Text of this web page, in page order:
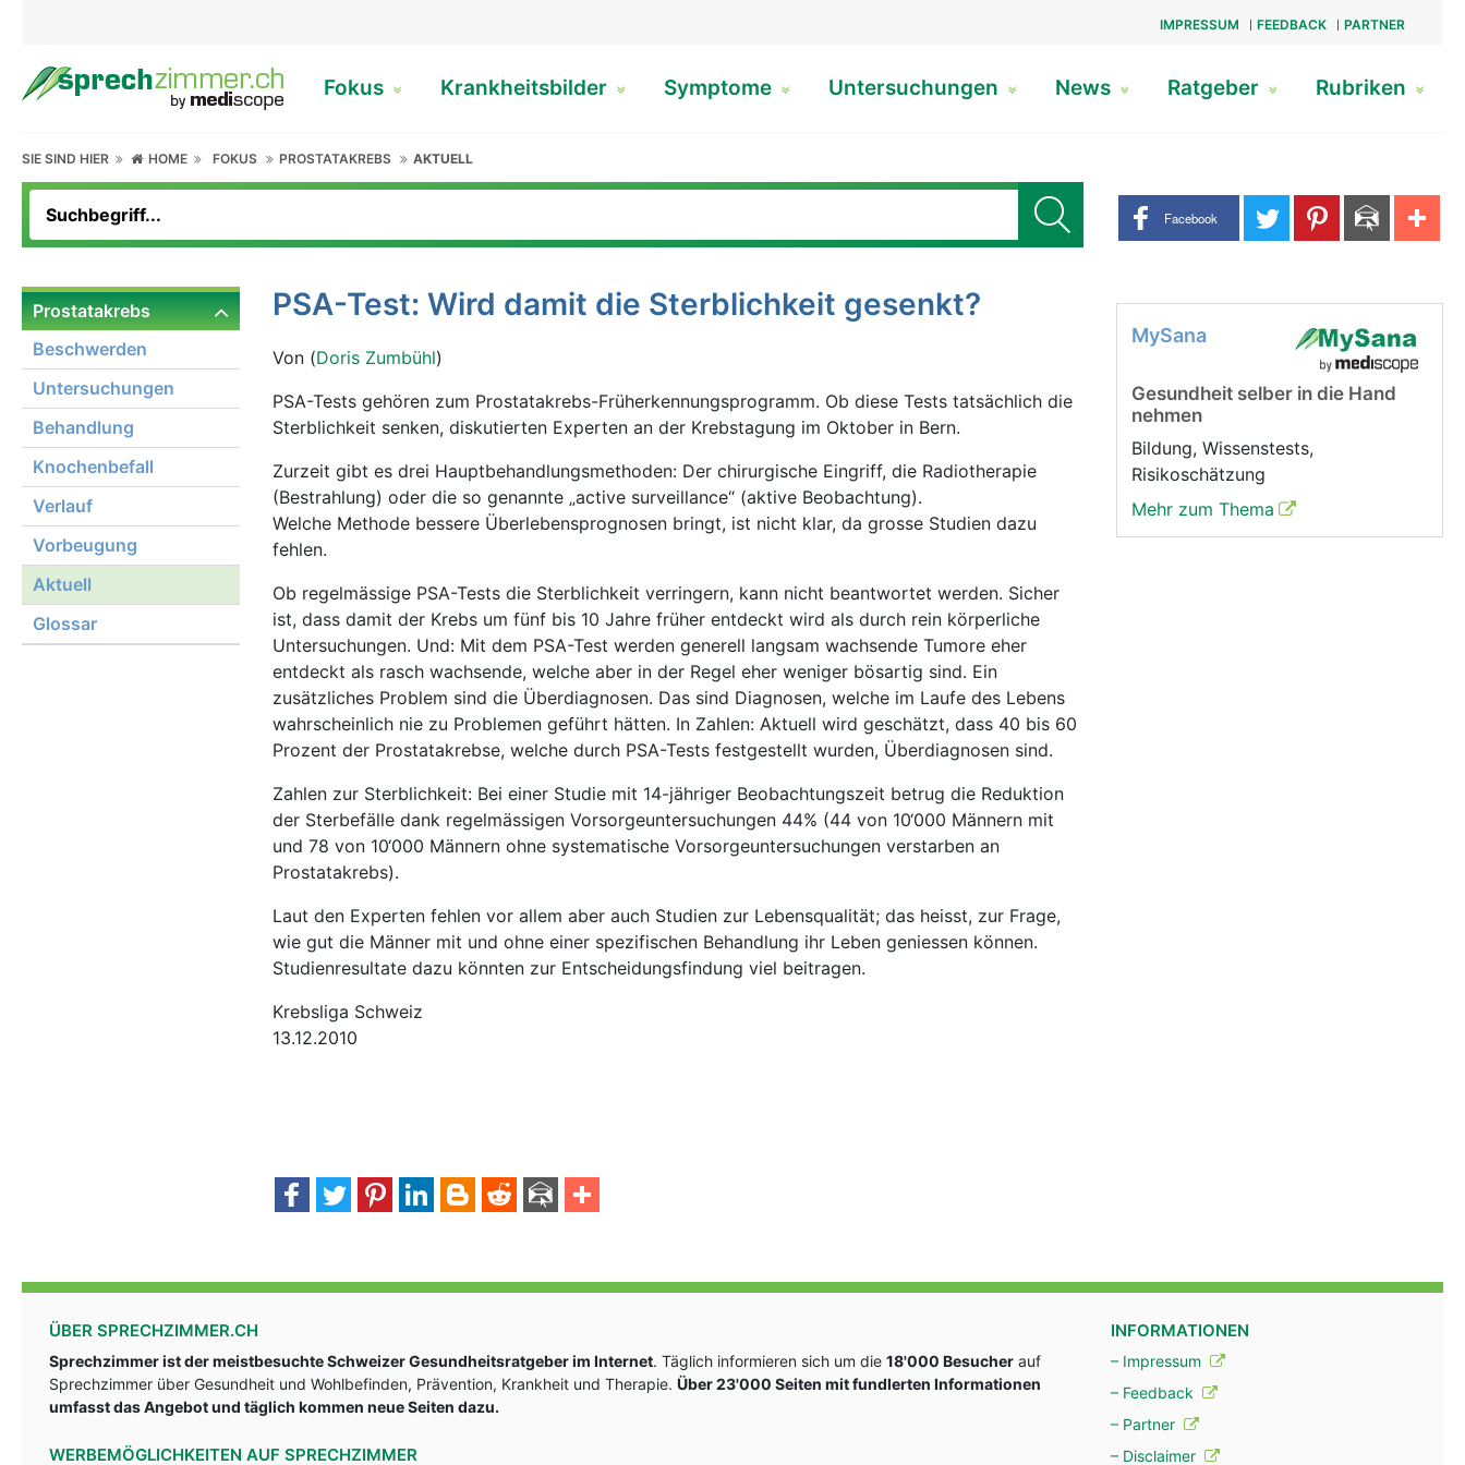
IMPRESSUM FEEDBACK PARTNER
Fokus Krankheitsbilder Symptome Untersuchungen News Ratgeber Rubriken
SIE SIND HIER HOME FOKUS PROSTATAKREBS AKTUELL
Share buttons
Facebook
Prostatakrebs
Beschwerden
Untersuchungen
Behandlung
Knochenbefall
Verlauf
Vorbeugung
Aktuell
Glossar
PSA-Test: Wird damit die Sterblichkeit gesenkt?
Von (Doris Zumbühl)
PSA-Tests gehören zum Prostatakrebs-Früherkennungsprogramm. Ob diese Tests tatsächlich die
Sterblichkeit senken, diskutierten Experten an der Krebstagung im Oktober in Bern.
Zurzeit gibt es drei Hauptbehandlungsmethoden: Der chirurgische Eingriff, die Radiotherapie
(Bestrahlung) oder die so genannte „active surveillance“ (aktive Beobachtung).
Welche Methode bessere Überlebensprognosen bringt, ist nicht klar, da grosse Studien dazu
fehlen.
Ob regelmässige PSA-Tests die Sterblichkeit verringern, kann nicht beantwortet werden. Sicher
ist, dass damit der Krebs um fünf bis 10 Jahre früher entdeckt wird als durch rein körperliche
Untersuchungen. Und: Mit dem PSA-Test werden generell langsam wachsende Tumore eher
entdeckt als rasch wachsende, welche aber in der Regel eher weniger bösartig sind. Ein
zusätzliches Problem sind die Überdiagnosen. Das sind Diagnosen, welche im Laufe des Lebens
wahrscheinlich nie zu Problemen geführt hätten. In Zahlen: Aktuell wird geschätzt, dass 40 bis 60
Prozent der Prostatakrebse, welche durch PSA-Tests festgestellt wurden, Überdiagnosen sind.
Zahlen zur Sterblichkeit: Bei einer Studie mit 14-jähriger Beobachtungszeit betrug die Reduktion
der Sterbefälle dank regelmässigen Vorsorgeuntersuchungen 44% (44 von 10‘000 Männern mit
und 78 von 10‘000 Männern ohne systematische Vorsorgeuntersuchungen verstarben an
Prostatakrebs).
Laut den Experten fehlen vor allem aber auch Studien zur Lebensqualität; das heisst, zur Frage,
wie gut die Männer mit und ohne einer spezifischen Behandlung ihr Leben geniessen können.
Studienresultate dazu könnten zur Entscheidungsfindung viel beitragen.
Krebsliga Schweiz
13.12.2010
MySana
Gesundheit selber in die Hand
nehmen
Bildung, Wissenstests,
Risikoschätzung
Mehr zum Thema
ÜBER SPRECHZIMMER.CH
Sprechzimmer ist der meistbesuchte Schweizer Gesundheitsratgeber im Internet. Täglich informieren sich um die 18'000 Besucher auf
Sprechzimmer über Gesundheit und Wohlbefinden, Prävention, Krankheit und Therapie. Über 23'000 Seiten mit fundlerten Informationen
umfasst das Angebot und täglich kommen neue Seiten dazu.
WERBEMÖGLICHKEITEN AUF SPRECHZIMMER
INFORMATIONEN
– Impressum
– Feedback
– Partner
– Disclaimer